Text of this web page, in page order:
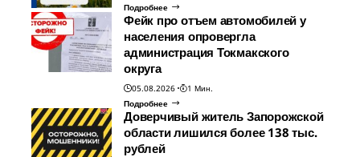
Подробнее
Фейк про отъем автомобилей у
населения опровергла
администрация Токмакского
округа
05.08.2026
1 Мин.
Подробнее
Доверчивый житель Запорожской
области лишился более 138 тыс.
рублей